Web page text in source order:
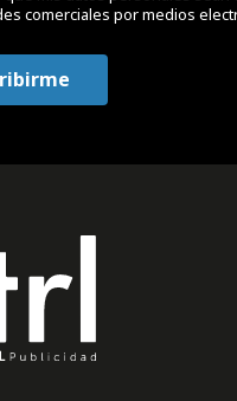
comerciales por medios